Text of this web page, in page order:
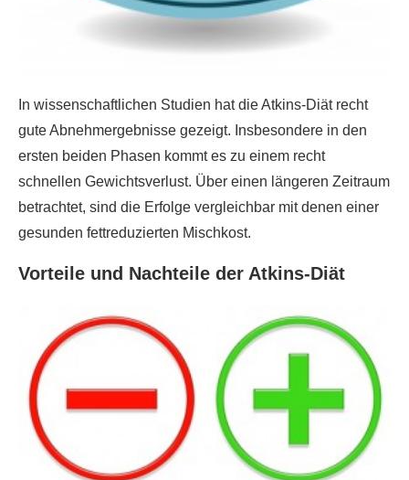
In wissenschaftlichen Studien hat die Atkins-Diät recht
gute Abnehmergebnisse gezeigt. Insbesondere in den
ersten beiden Phasen kommt es zu einem recht
schnellen Gewichtsverlust. Über einen längeren Zeitraum
betrachtet, sind die Erfolge vergleichbar mit denen einer
gesunden fettreduzierten Mischkost.
Vorteile und Nachteile der Atkins-Diät